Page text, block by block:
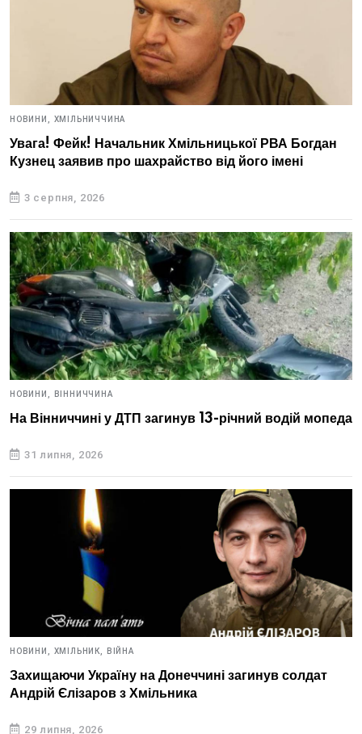
НОВИНИ, ХМІЛЬНИЧЧИНА
Увага! Фейк! Начальник Хмільницької РВА Богдан
Кузнец заявив про шахрайство від його імені
3 серпня, 2026
НОВИНИ, ВІННИЧЧИНА
На Вінниччині у ДТП загинув 13-річний водій мопеда
31 липня, 2026
НОВИНИ, ХМІЛЬНИК, ВІЙНА
Захищаючи Україну на Донеччині загинув солдат
Андрій Єлізаров з Хмільника
29 липня, 2026